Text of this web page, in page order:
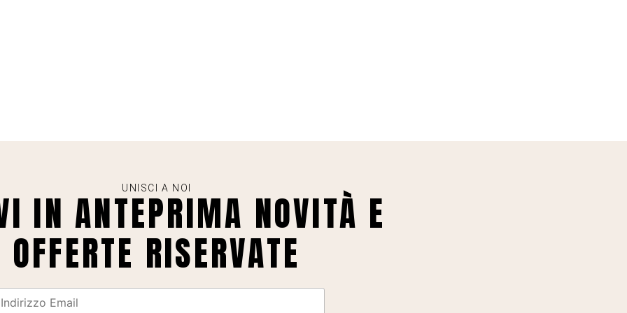
UNISCI A NOI
IN ANTEPRIMA NOVITÀ E
OFFERTE RISERVATE